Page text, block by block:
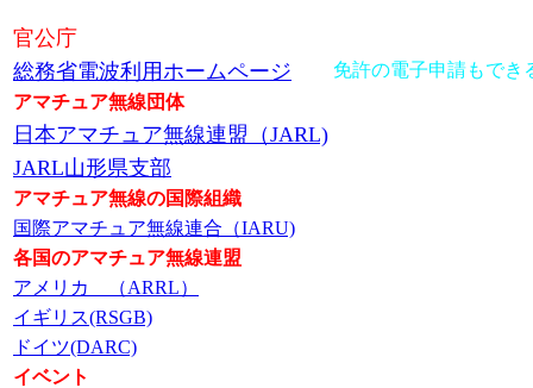
官公庁
総務省電波利用ホームページ
免許の電子申請もでき
アマチュア無線団体
日本アマチュア無線連盟（JARL)
JARL山形県支部
アマチュア無線の国際組織
国際アマチュア無線連合（IARU)
各国のアマチュア無線連盟
アメリカ （ARRL）
イギリス(RSGB)
ドイツ(DARC)
イベント